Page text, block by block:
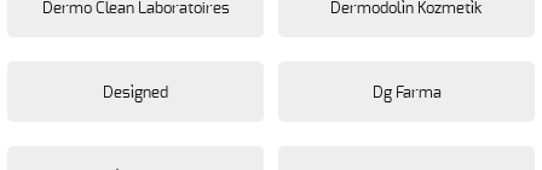
Dermo Clean Laboratoires Dermodoli̇n Kozmeti̇k
Desi̇gned Dg Farma